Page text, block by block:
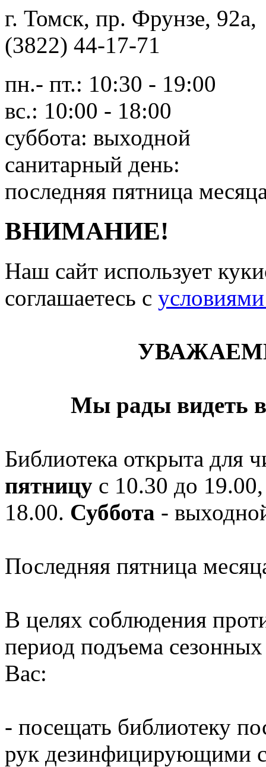
г. Томск, пр. Фрунзе,
(3822) 44-17-71
пн.- пт.: 10:30 - 19:00
вс.: 10:00 - 18:00
суббота: выходной
санитарный день:
последняя пятница
ВНИМАНИЕ!
Наш сайт использует
соглашаетесь c
Мы рады видеть
Библиотека открыта для
пятницу с 10.30 до
18.00. Суббота -
Последняя пятница
В целях соблюдения
период подъема
Вас:
- посещать библиотеку
рук дезинфицирующими